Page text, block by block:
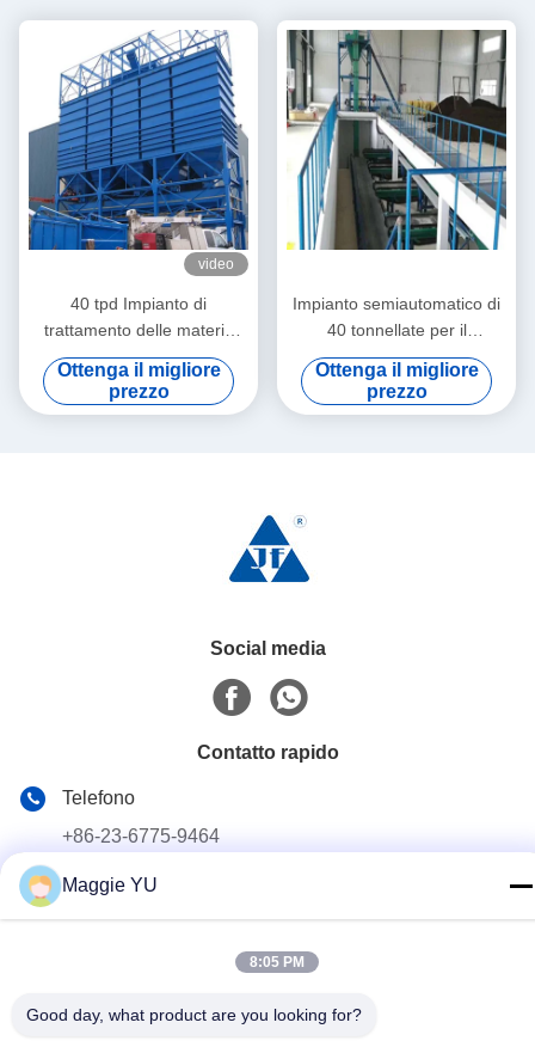
video
40 tpd Impianto di
trattamento delle materie
prime di vetro per lotti
Ottenga il migliore
prezzo
Impianto semiautomatico di
40 tonnellate per il
trattamento delle materie
prime
Ottenga il migliore
prezzo
Social media
Contatto rapido
Telefono
+86-23-6775-9464
E-mail
linwyu@jeffer.com.cn
zona del nord, Chongqing, Cina
Maggie YU
8:05 PM
Good day, what product are you looking for?